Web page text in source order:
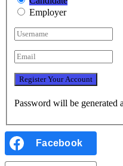
Employer
Password will be generated
Facebook